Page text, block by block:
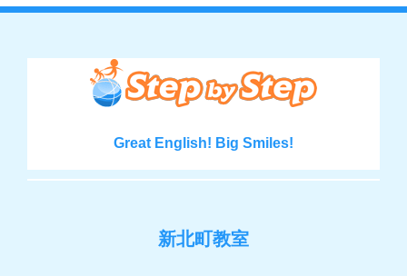
Great English! Big Smiles!
新北町教室